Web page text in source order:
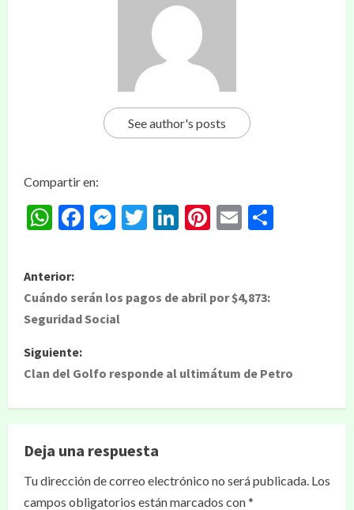
See author's posts
Compartir en:
WhatsApp
Facebook
Messenger
Twitter
LinkedIn
Pinterest
Email
Anterior:
Cuándo serán los pagos de abril por $4,873:
Seguridad Social
Siguiente:
Clan del Golfo responde al ultimátum de Petro
Deja una respuesta
Tu dirección de correo electrónico no será publicada. Los
campos obligatorios están marcados con*